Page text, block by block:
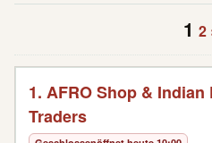
1 2
1. AFRO Shop &
Traders